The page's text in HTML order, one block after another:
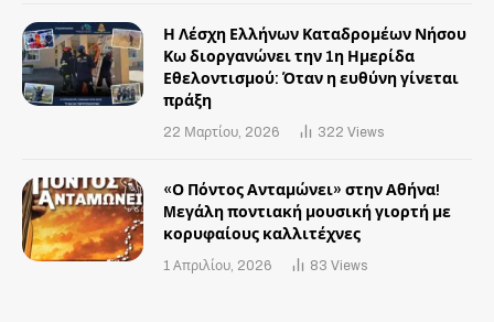
Η Λέσχη Ελλήνων Καταδρομέων Νήσου
Κω διοργανώνει την 1η Ημερίδα
Εθελοντισμού: Όταν η ευθύνη γίνεται
πράξη
22 Μαρτίου, 2026 322 Views
«Ο Πόντος Ανταμώνει» στην Αθήνα!
Mεγάλη ποντιακή μουσική γιορτή με
κορυφαίους καλλιτέχνες
1 Απριλίου, 2026 83 Views